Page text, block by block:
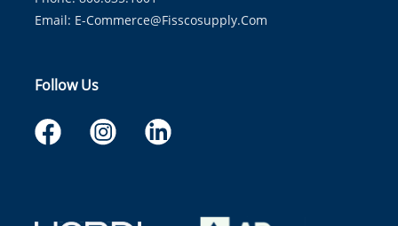
Email: E-Commerce@fisscosupply.com
Follow Us